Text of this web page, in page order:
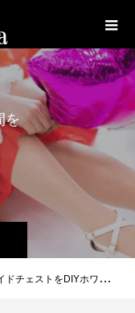
を
。
チェストをDIYホワイト塗装